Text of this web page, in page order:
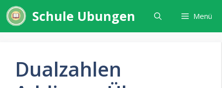
Zum
Inhalt
springen
Schule Ubungen Menü
Dualzahlen